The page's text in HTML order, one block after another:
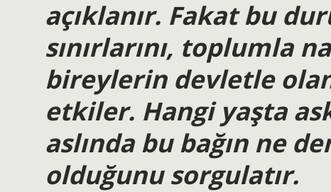
açıklanır. Fakat bu
sınırlarını, toplumla
bireylerin devletle
etkiler. Hangi yaşta
aslında bu bağın ne
olduğunu sorgulatır.